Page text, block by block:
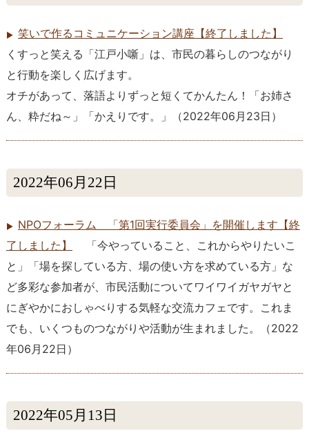
笑いで作るコミュニケーション講座【終了しました】
くすっと笑える「江戸小噺」は、市民の暮らしのつながり
と行動を楽しく広げます。
オチがあって、落語よりずっと短くてかんたん！「お姉さ
ん、粋だね～」「かえりです。」
（2022年06月23日 ）
2022年06月22日
NPOフォーラム 「第1回実行委員会」を開催します【終
了しました】
「今やっていること、これからやりたいこ
と」「場を探している方、場の使い方を求めている方」な
ど多彩な参加者が、市民活動についてワイワイガヤガヤと
にぎやかにおしゃべりする気軽な交流カフェです。これま
でも、いくつものつながりや活動が生まれました。
（2022
年06月22日 ）
2022年05月13日